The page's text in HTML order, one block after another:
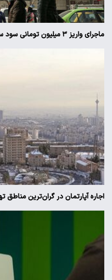
ماجرای واریز ۳ میلیون تومانی سود سهام عدالت چیست؟
اجاره آپارتمان در گران‌ترین